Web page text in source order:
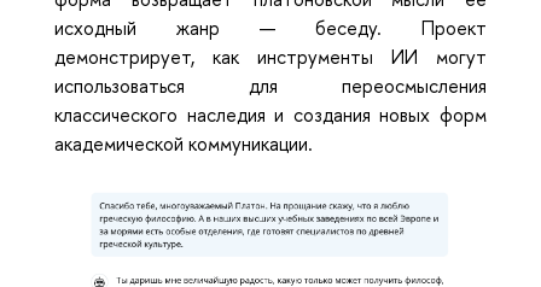
исходный жанр — беседу. Проект
демонстрирует, как инструменты ИИ могут
использоваться для переосмысления
классического наследия и создания новых форм
академической коммуникации.